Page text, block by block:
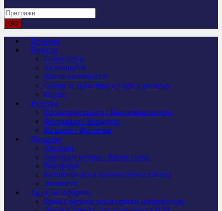
Почетна
Вијести
Саопштења
Активности
Важне активности
Одбор за дијаспору и Србе у региону
Најаве
Култура
Промоције књига / Књижевне вечери
Фестивали / Концерти
Изложбе / Филмови
Друштво
Догађаји
Завичајне вечери / Крсне славе
Интервјуи
Колонизација и колонистичка насеља
Личности
Да се не заборави
Први Свјeтски рат и српски добровољци